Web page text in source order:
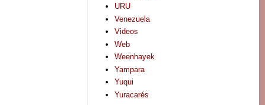
URU
Venezuela
Videos
Web
Weenhayek
Yampara
Yuqui
Yuracarés